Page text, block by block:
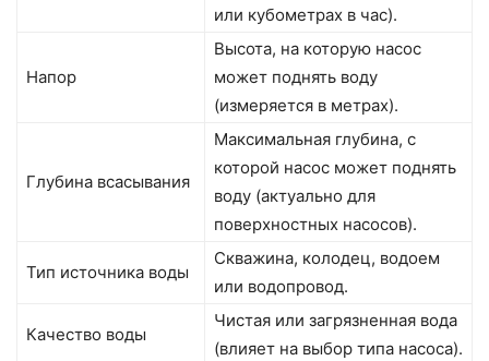
или кубометрах в час).
Напор
Высота, на которую насос
может поднять воду
(измеряется в метрах).
Глубина всасывания
Максимальная глубина, с
которой насос может поднять
воду (актуально для
поверхностных насосов).
Тип источника воды
Скважина, колодец, водоем
или водопровод.
Качество воды
Чистая или загрязненная вода
(влияет на выбор типа насоса).